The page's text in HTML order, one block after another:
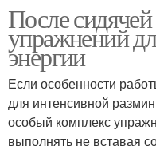
После
упражнений
энергии
Если особенности
для интенсивной
особый комплекс
выполнять не вставая